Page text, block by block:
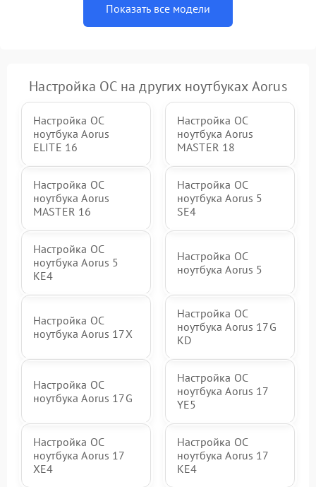
Показать все модели
Настройка ОС на других ноутбуках Aorus
Настройка ОС
ноутбука Aorus
ELITE 16
Настройка ОС
ноутбука Aorus
MASTER 18
Настройка ОС
ноутбука Aorus
MASTER 16
Настройка ОС
ноутбука Aorus 5
SE4
Настройка ОС
ноутбука Aorus 5
KE4
Настройка ОС
ноутбука Aorus 5
Настройка ОС
ноутбука Aorus 17X
Настройка ОС
ноутбука Aorus 17G
KD
Настройка ОС
ноутбука Aorus 17G
Настройка ОС
ноутбука Aorus 17
YE5
Настройка ОС
ноутбука Aorus 17
XE4
Настройка ОС
ноутбука Aorus 17
KE4